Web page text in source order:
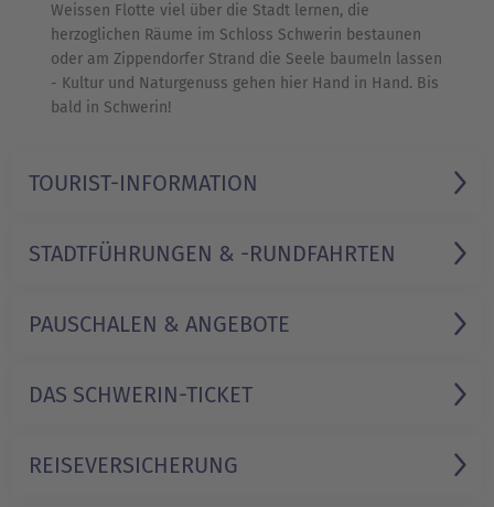
Weissen Flotte viel über die Stadt lernen, die
herzoglichen Räume im Schloss Schwerin bestaunen
oder am Zippendorfer Strand die Seele baumeln lassen
- Kultur und Naturgenuss gehen hier Hand in Hand. Bis
bald in Schwerin!
TOURIST-INFORMATION
STADTFÜHRUNGEN & -RUNDFAHRTEN
PAUSCHALEN & ANGEBOTE
DAS SCHWERIN-TICKET
REISEVER­SICHERUNG